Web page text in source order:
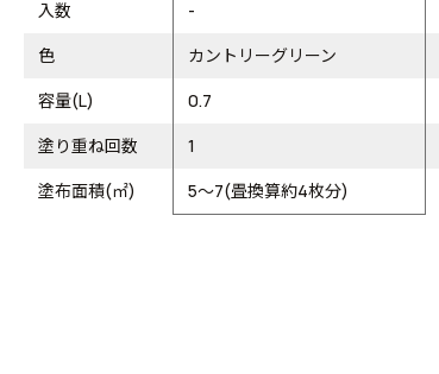
入数
-
色
カントリーグリーン
容量(L)
0.7
塗り重ね回数
1
塗布面積(㎡)
5～7(畳換算約4枚分)